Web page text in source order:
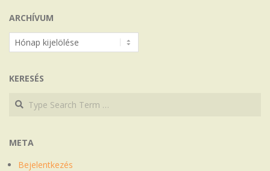
ARCHÍVUM
Archívum
KERESÉS
Search
Search
META
Bejelentkezés